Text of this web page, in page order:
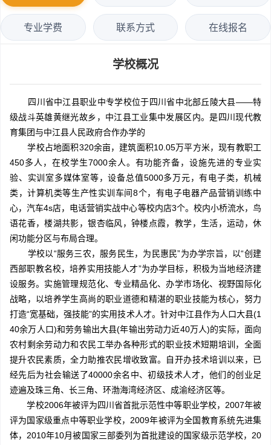
专业学费 联系方式 在线报名
学校概况
四川省中江县职业中专学校位于四川省中北部丘陵大县——特
级战斗英雄黄继光故乡，中江县工业集中发展区内。是四川现代教
育集团与中江县人民政府合作办学的
学校占地面积320余亩，建筑面积10.05万平方米，现有教职工
450多人，在校学生7000余人。有功能齐备，设施先进的专业实
验、实训室多媒体室等，设备总值5000多万元，有电子类，机械
类，计算机类等生产性实训车间8个，有电子电器产品营销训练中
心，汽车4s店，电话营销实战中心等校内店3个。校内小桥流水，鸟
语花香，楼湖共影，银杏临风，钟楼点霞，教学，生活，运动，休
闲功能分区与布局合理。
学校以“服务三农，服务民生，为民惠民”为办学宗旨，以“创建
西部职教名校，培养实用技能人才”为办学目标，积极为当地经济建
设服务。实施管理规范化、专业精品化、办学市场化、视野国际化
战略，以培养学生高尚的职业道德和精湛的职业技能为核心，努力
打造“宽基础，强技能”的实用技术人才。针对中江县作为人口大县(1
40余万人口)和劳务输出大县(年输出劳动力近40万人)的实际，面向
农村剩余劳动力和农民工举办各种形式的职业技术短期培训，全面
提升农民素质，全力助推农民增收致富。自开办技术培训以来，已
经先后为社会输送了40000余名中、初级技术人才，他们的创业足
迹遍及珠三角、长三角、环渤海湾经济区、成渝经济区等。
学校2006年被评为四川省首批示范性中等职业学校，2007年被
评为国家级重点中等职业学校，2009年被评为全国教育系统先进集
体，2010年10月被国家三部委列为首批建设的国家级示范学校，20